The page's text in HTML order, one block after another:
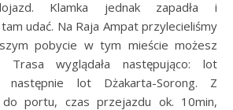
Klamka jednak zapadła i
udać. Na Raja Ampat przylecieliśmy
pobycie w tym mieście możesz
Trasa wyglądała następująco: lot
następnie lot Dżakarta-Sorong. Z
portu, czas przejazdu ok. 10min,